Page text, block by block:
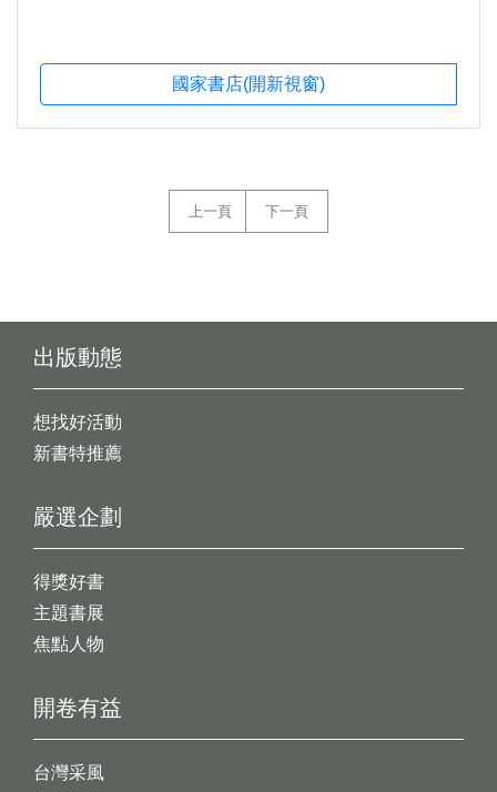
國家書店(開新視窗)
上一頁 下一頁
出版動態
想找好活動
新書特推薦
開卷有益
台灣采風
嚴選企劃
得獎好書
主題書展
焦點人物